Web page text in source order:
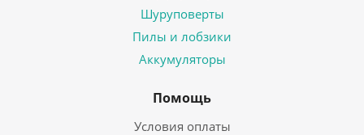
Шуруповерты
Пилы и лобзики
Аккумуляторы
Помощь
Условия оплаты